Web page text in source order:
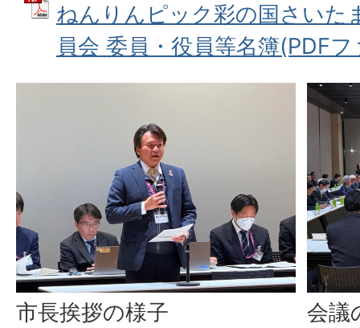
ねんりんピック彩の国さいた
員会 委員・役員等名簿(PDF
市長挨拶の様子 会議